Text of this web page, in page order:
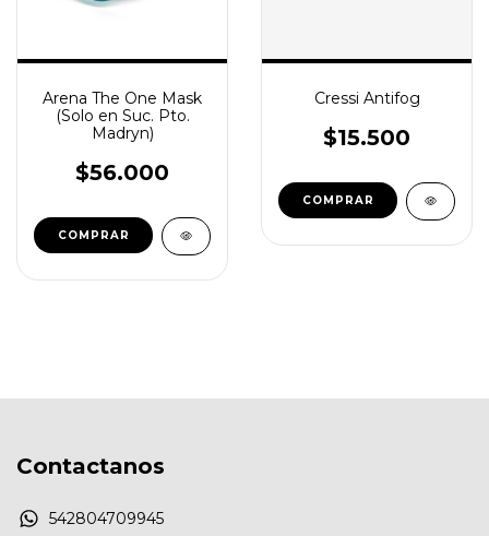
Arena The One Mask
(Solo en Suc. Pto.
Madryn)
$56.000
COMPRAR
Cressi Antifog
$15.500
COMPRAR
Contactanos
542804709945